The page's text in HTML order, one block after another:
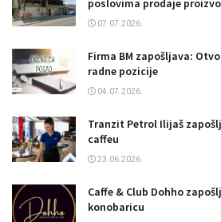
poslovima prodaje
07.07.2026.
Firma BM zapošljava:
radne pozicije
04.07.2026.
Tranzit Petrol Ilijaš
caffeu
23.06.2026.
Caffe & Club Dohho
konobaricu